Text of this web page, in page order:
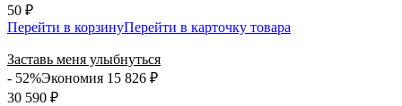
50 ₽
Перейти в корзинуПерейти в карточку товара
Заставь меня улыбнуться
- 52%Экономия 15 826 ₽
30 590 ₽